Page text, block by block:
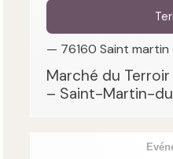
— 76160 Saint martin
Marché du
– Saint-Martin-